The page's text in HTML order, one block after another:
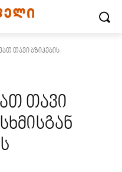
თავი ბზიკების
თავი